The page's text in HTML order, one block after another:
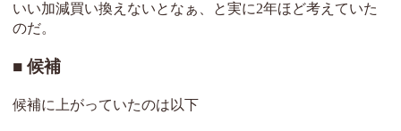
いい加減買い換えないとなぁ、と実に2年ほど考えていた
のだ。
候補
候補に上がっていたのは以下